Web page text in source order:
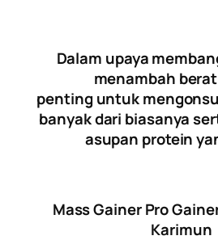
Dalam upaya
menambah
penting untuk
banyak dari biasanya
asupan protein
Mass Gainer Pro
Karimun